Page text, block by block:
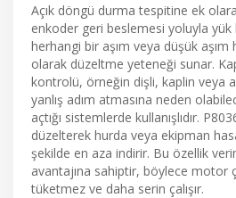
Açık döngü durma tespitine ek
enkoder geri beslemesi yoluyla
herhangi bir aşım veya düşük aşım
olarak düzeltme yeteneği sunar.
kontrolü, örneğin dişli, kaplin veya
yanlış adım atmasına neden
açtığı sistemlerde kullanışlıdır.
düzelterek hurda veya ekipman
şekilde en aza indirir. Bu özellik
avantajına sahiptir, böylece motor
tüketmez ve daha serin çalışır.